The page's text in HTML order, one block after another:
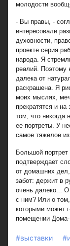
молодости
- Вы правы, -
интересовали
духовности,
проекте серия
народа. Я
реалий. Поэтому
далека от
раскрашена. Я
моих мыслях,
прекратятся и
том, что никогда
ее портреты. У
самое тяжелое
Большой
подтверждает
от домашних
забот: держит в
очень далеко...
с ним? Или о
которыми может
помещении Дома-
#выставки